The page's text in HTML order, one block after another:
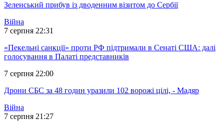
Зеленський прибув із дводенним візитом до Сербії
Війна
7 серпня 22:31
«Пекельні санкції» проти РФ підтримали в Сенаті США: далі
голосування в Палаті представників
7 серпня 22:00
Дрони СБС за 48 годин уразили 102 ворожі цілі, - Мадяр
Війна
7 серпня 21:27